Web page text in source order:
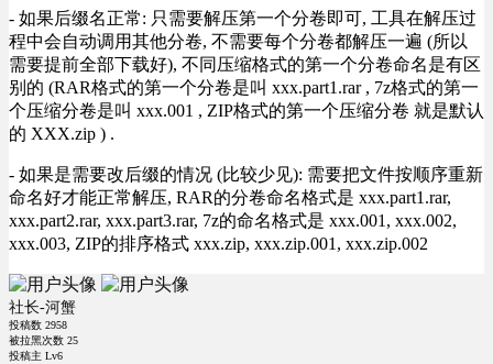
- 如果后缀名正常: 只需要解压第一个分卷即可, 工具在解压过
程中会自动调用其他分卷, 不需要每个分卷都解压一遍 (所以
需要提前全部下载好), 不同压缩格式的第一个分卷命名是有区
别的 (RAR格式的第一个分卷是叫 xxx.part1.rar , 7z格式的第一
个压缩分卷是叫 xxx.001 , ZIP格式的第一个压缩分卷 就是默认
的 XXX.zip ) .
- 如果是需要改后缀的情况 (比较少见): 需要把文件按顺序重新
命名好才能正常解压, RAR的分卷命名格式是 xxx.part1.rar,
xxx.part2.rar, xxx.part3.rar, 7z的命名格式是 xxx.001, xxx.002,
xxx.003, ZIP的排序格式 xxx.zip, xxx.zip.001, xxx.zip.002
社长-河蟹
投稿数 2958
被拉黑次数 25
投稿主 Lv6